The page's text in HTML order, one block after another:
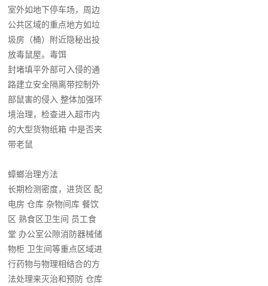
室外如地下停车场，周边
公共区域的重点地方如垃
圾房（桶）附近隐秘出投
放毒鼠屋。毒饵
封堵填平外部可入侵的通
路建立安全隔离带控制外
部鼠害的侵入 整体加强环
境治理，检查进入超市内
的大型货物纸箱 中是否夹
带老鼠
蟑螂治理方法
长期检测密度，进货区 配
电房 仓库 杂物间库 餐饮
区 熟食区卫生间 员工食
堂 办公室公隙消防器械储
物柜 卫生间等重点区域进
行药物与物理相结合的方
法处理来灭治和预防 仓库